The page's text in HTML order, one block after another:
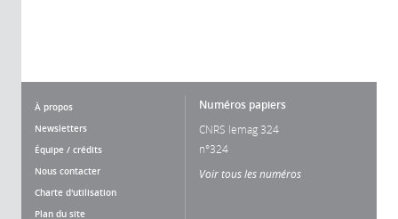
À propos
Newsletters
Équipe / crédits
Nous contacter
Charte d'utilisation
Plan du site
Numéros papiers
CNRS lemag 324
n°324
Voir tous les numéros